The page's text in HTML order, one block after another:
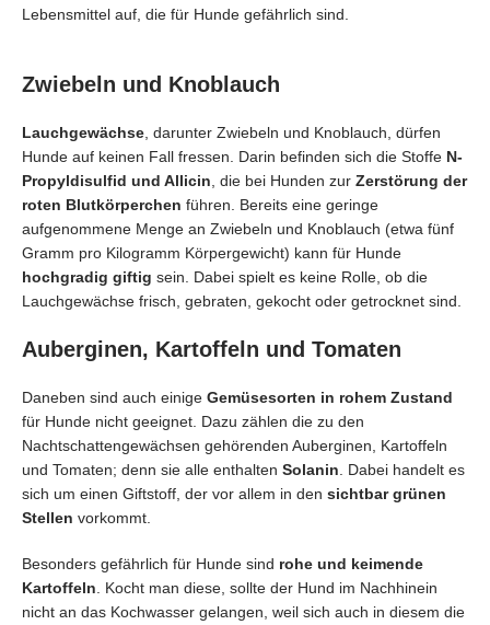
Lebensmittel auf, die für Hunde gefährlich sind.
Zwiebeln und Knoblauch
Lauchgewächse , darunter Zwiebeln und Knoblauch, dürfen
Hunde auf keinen Fall fressen. Darin befinden sich die Stoffe N-
Propyldisulfid und Allicin , die bei Hunden zur Zerstörung der
roten Blutkörperchen führen. Bereits eine geringe
aufgenommene Menge an Zwiebeln und Knoblauch (etwa fünf
Gramm pro Kilogramm Körpergewicht) kann für Hunde
hochgradig giftig sein. Dabei spielt es keine Rolle, ob die
Lauchgewächse frisch, gebraten, gekocht oder getrocknet sind.
Auberginen, Kartoffeln und Tomaten
Daneben sind auch einige Gemüsesorten in rohem Zustand
für Hunde nicht geeignet. Dazu zählen die zu den
Nachtschattengewächsen gehörenden Auberginen, Kartoffeln
und Tomaten; denn sie alle enthalten Solanin . Dabei handelt es
sich um einen Giftstoff, der vor allem in den sichtbar grünen
Stellen vorkommt.
Besonders gefährlich für Hunde sind rohe und keimende
Kartoffeln . Kocht man diese, sollte der Hund im Nachhinein
nicht an das Kochwasser gelangen, weil sich auch in diesem die